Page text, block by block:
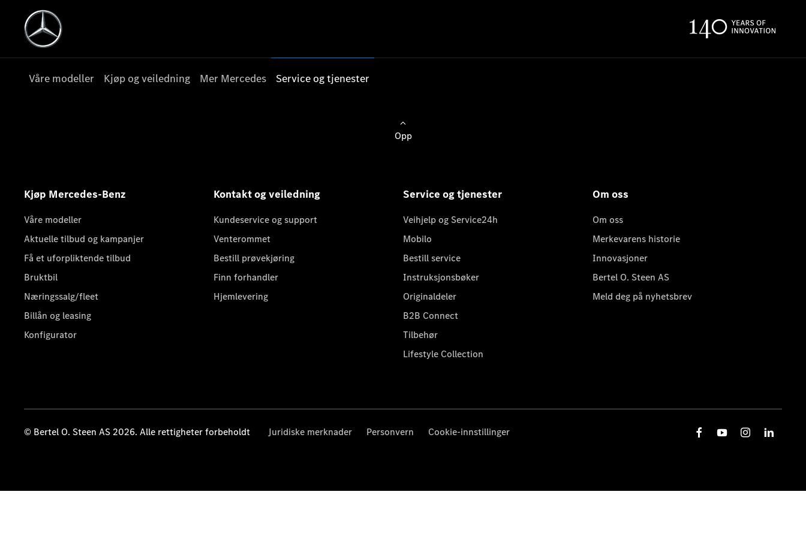
Våre modeller Kjøp og veiledning Mer Mercedes Service og tjenester
Opp
Kjøp Mercedes-Benz
Våre modeller
Aktuelle tilbud og kampanjer
Få et uforpliktende tilbud
Bruktbil
Næringssalg/fleet
Billån og leasing
Konfigurator
Kontakt og veiledning
Kundeservice og support
Venterommet
Bestill prøvekjøring
Finn forhandler
Hjemlevering
Service og tjenester
Veihjelp og Service24h
Mobilo
Bestill service
Instruksjonsbøker
Originaldeler
B2B Connect
Tilbehør
Lifestyle Collection
Om oss
Om oss
Merkevarens historie
Innovasjoner
Bertel O. Steen AS
Meld deg på nyhetsbrev
© Bertel O. Steen AS 2026. Alle rettigheter forbeholdt Juridiske merknader Personvern Cookie-innstillinger